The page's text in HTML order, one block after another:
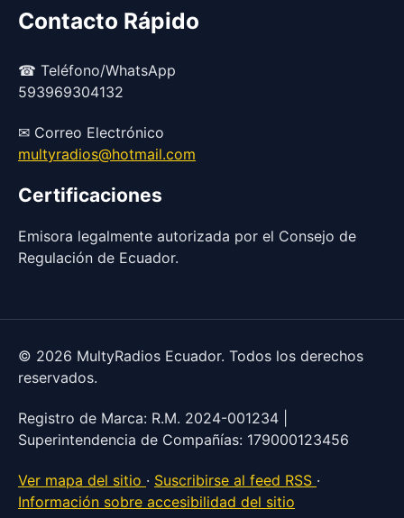
Contacto Rápido
☎ Teléfono/WhatsApp
593969304132
✉ Correo Electrónico
multyradios@hotmail.com
Certificaciones
Emisora legalmente autorizada por el Consejo de
Regulación de Ecuador.
© 2026 MultyRadios Ecuador. Todos los derechos
reservados.
Registro de Marca: R.M. 2024-001234 |
Superintendencia de Compañías: 179000123456
Ver mapa del sitio · Suscribirse al feed RSS ·
Información sobre accesibilidad del sitio